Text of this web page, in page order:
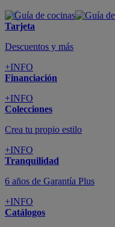
Tarjeta
Descuentos y más
+INFO
Financiación
+INFO
Colecciones
Crea tu propio estilo
+INFO
Tranquilidad
6 años de Garantía Plus
+INFO
Catálogos